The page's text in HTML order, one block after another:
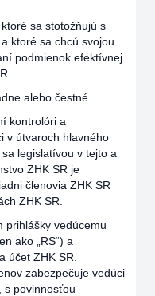
sa stotožňujú s
ktoré sa chcú svojou
podmienok efektívnej
alebo čestné.
kontrolóri a
v útvaroch hlavného
legislatívou v tejto a
ZHK SR je
členovia ZHK SR
ZHK SR.
prihlášky vedúcemu
ako „RS“) a
účet ZHK SR.
zabezpečuje vedúci
s povinnosťou